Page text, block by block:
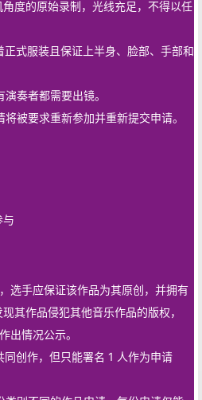
度的原始录制，光线充足，不得以任
式服装且保证上半身、脸部、手部和
奏者都需要出镜。
被要求重新参加并重新提交申请。
与
选手应保证该作品为其原创，并拥有
其作品侵犯其他音乐作品的版权，
出情况公示。
创作，但只能署名 1 人作为申请